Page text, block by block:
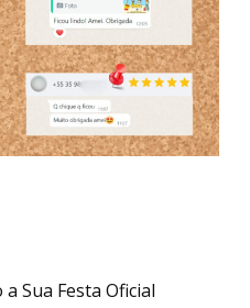
Sua Festa Oficial